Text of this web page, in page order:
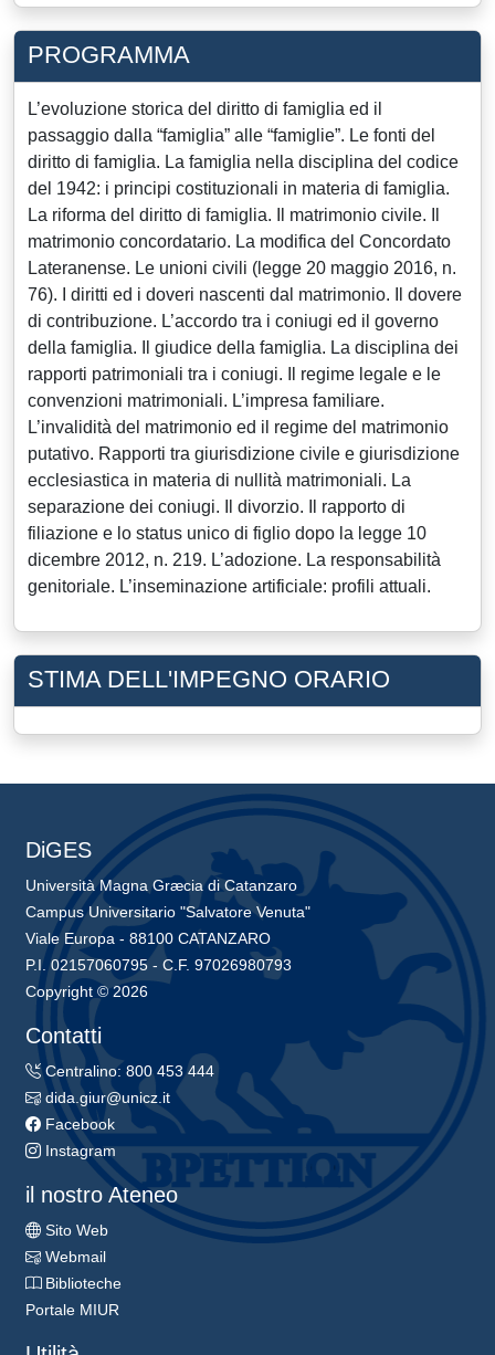
PROGRAMMA
L’evoluzione storica del diritto di famiglia ed il
passaggio dalla “famiglia” alle “famiglie”. Le fonti del
diritto di famiglia. La famiglia nella disciplina del codice
del 1942: i principi costituzionali in materia di famiglia.
La riforma del diritto di famiglia. Il matrimonio civile. Il
matrimonio concordatario. La modifica del Concordato
Lateranense. Le unioni civili (legge 20 maggio 2016, n.
76). I diritti ed i doveri nascenti dal matrimonio. Il dovere
di contribuzione. L’accordo tra i coniugi ed il governo
della famiglia. Il giudice della famiglia. La disciplina dei
rapporti patrimoniali tra i coniugi. Il regime legale e le
convenzioni matrimoniali. L’impresa familiare.
L’invalidità del matrimonio ed il regime del matrimonio
putativo. Rapporti tra giurisdizione civile e giurisdizione
ecclesiastica in materia di nullità matrimoniali. La
separazione dei coniugi. Il divorzio. Il rapporto di
filiazione e lo status unico di figlio dopo la legge 10
dicembre 2012, n. 219. L’adozione. La responsabilità
genitoriale. L’inseminazione artificiale: profili attuali.
STIMA DELL'IMPEGNO ORARIO
DiGES
Università Magna Græcia di Catanzaro
Campus Universitario "Salvatore Venuta"
Viale Europa - 88100 CATANZARO
P.I. 02157060795 - C.F. 97026980793
Copyright © 2026
Contatti
Centralino: 800 453 444
dida.giur@unicz.it
Facebook
Instagram
il nostro Ateneo
Sito Web
Webmail
Biblioteche
Portale MIUR